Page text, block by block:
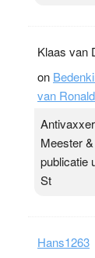
Klaas van
on
van
Meester
publicatie
St
Hans1263